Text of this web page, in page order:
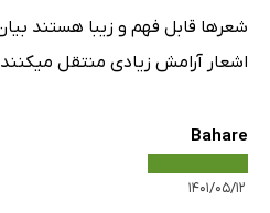
شعر‌ها قابل فهم و زیبا هستند
اشعار آرامش زیادی منتقل میکنند
Bahare
۱۴۰۱/۰۵/۱۲